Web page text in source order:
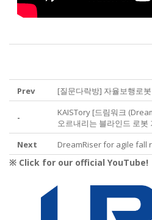
Prev [질문다락방] 자율보행로
-
KAISTory [드림워크
오르내리는 블라인드 로봇
Next
DreamRiser for agile fall
※ Click for our official YouTube!